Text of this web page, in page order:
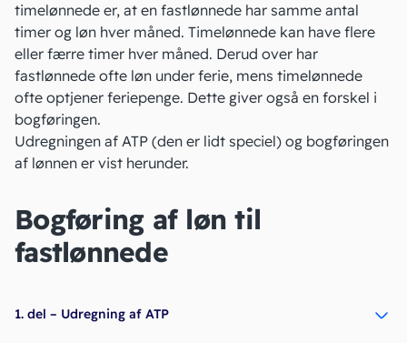
timelønnede er, at en fastlønnede har samme antal
timer og løn hver måned. Timelønnede kan have flere
eller færre timer hver måned. Derud over har
fastlønnede ofte løn under ferie, mens timelønnede
ofte optjener feriepenge. Dette giver også en forskel i
bogføringen.
Udregningen af ATP (den er lidt speciel) og bogføringen
af lønnen er vist herunder.
Bogføring af løn til
fastlønnede
1. del – Udregning af ATP